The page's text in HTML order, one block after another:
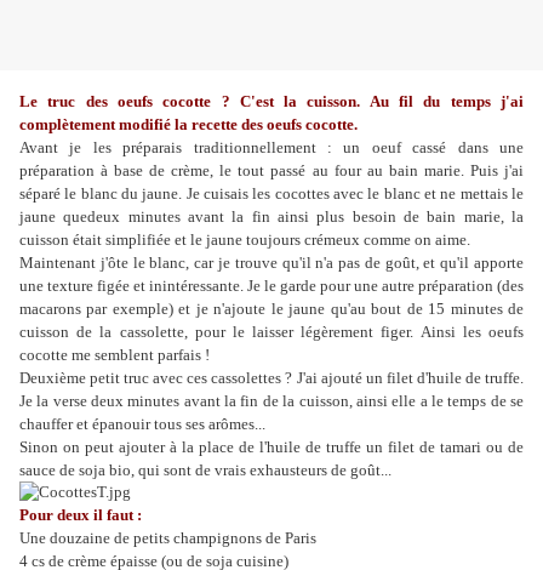
Le truc des oeufs cocotte ? C'est la cuisson. Au fil du temps j'ai
complètement modifié la recette des oeufs cocotte.
Avant je les préparais traditionnellement : un oeuf cassé dans une
préparation à base de crème, le tout passé au four au bain marie. Puis j'ai
séparé le blanc du jaune. Je cuisais les cocottes avec le blanc et ne mettais le
jaune quedeux minutes avant la fin ainsi plus besoin de bain marie, la
cuisson était simplifiée et le jaune toujours crémeux comme on aime.
Maintenant j'ôte le blanc, car je trouve qu'il n'a pas de goût, et qu'il apporte
une texture figée et inintéressante. Je le garde pour une autre préparation (des
macarons par exemple) et je n'ajoute le jaune qu'au bout de 15 minutes de
cuisson de la cassolette, pour le laisser légèrement figer. Ainsi les oeufs
cocotte me semblent parfais !
Deuxième petit truc avec ces cassolettes ? J'ai ajouté un filet d'huile de truffe.
Je la verse deux minutes avant la fin de la cuisson, ainsi elle a le temps de se
chauffer et épanouir tous ses arômes...
Sinon on peut ajouter à la place de l'huile de truffe un filet de tamari ou de
sauce de soja bio, qui sont de vrais exhausteurs de goût...
Pour deux il faut :
Une douzaine de petits champignons de Paris
4 cs de crème épaisse (ou de soja cuisine)